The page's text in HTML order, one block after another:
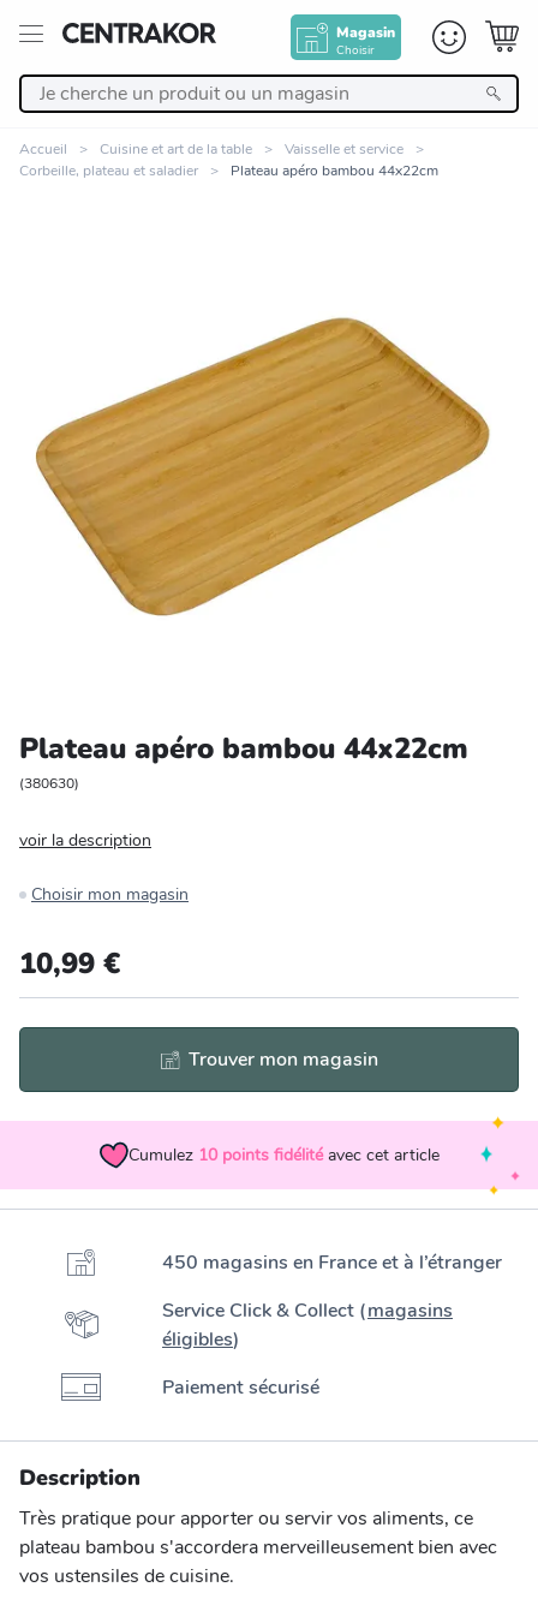
Magasin
Choisir
Meuble
Cuisine et art de la table
Salle de bain et beauté
Entretien et rangement
Bricolage et auto
Accueil Cuisine et art de la table
Vaisselle et service
Corbeille, plateau et saladier
Plateau apéro bambou 44x22cm
Zoomer sur l'image
Plateau apéro bambou 44x22cm
(380630)
voir la description
Choisir mon magasin
10,99 €
Trouver mon magasin
Cumulez 10 points fidélité avec cet article
450 magasins en France et à l’étranger
Service Click & Collect (magasins
éligibles)
Paiement sécurisé
Description
Très pratique pour apporter ou servir vos aliments, ce
plateau bambou s'accordera merveilleusement bien avec
vos ustensiles de cuisine.